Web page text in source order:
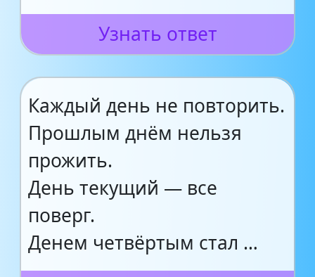
Узнать ответ
Каждый день не повторить.
Прошлым днём нельзя
прожить.
День текущий — все
поверг.
Денем четвёртым стал …